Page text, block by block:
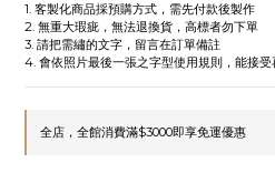
1. 客製化商品採預購方式，需先付款後製作
2. 無重大瑕疵，無法退換貨，高標者勿下單
3. 請把需繡的文字，留言在訂單備註
4. 會依照片最後一張之字型使用規則，能接受
全店，全館消費滿$3000即享免運優惠